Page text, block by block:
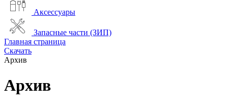
Аксессуары
Запасные части (ЗИП)
Главная страница
Скачать
Архив
Архив